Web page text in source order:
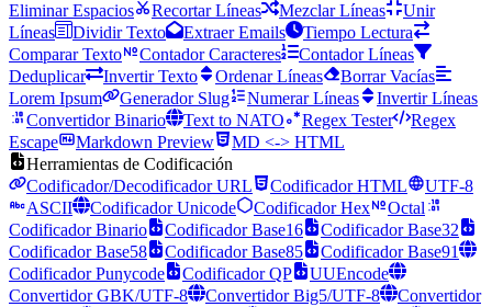
Eliminar Espacios
Recortar Líneas Mezclar Líneas
Unir
Líneas
Dividir Texto Extraer Emails
Tiempo Lectura
Comparar Texto
Contador Caracteres
Contador Líneas
Deduplicar
Invertir Texto Ordenar Líneas
Borrar Vacías
Lorem Ipsum
Generador Slug Numerar Líneas
Invertir Líneas
Convertidor Binario
Text to NATO Regex Tester
Regex
Escape
Markdown Preview
MD <-> HTML
Herramientas de Codificación
Codificador/Decodificador URL
Codificador HTML
UTF-8
ASCII
Codificador Unicode Codificador Hex
Octal
Codificador Binario
Codificador Base16
Codificador Base32
Codificador Base58
Codificador Base85
Codificador Base91
Codificador Punycode
Codificador QP
UUEncode
Convertidor GBK/UTF-8
Convertidor Big5/UTF-8
Convertidor